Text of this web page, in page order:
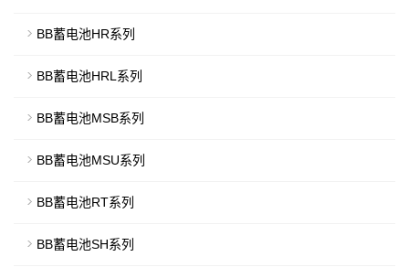
BB蓄电池HR系列
BB蓄电池HRL系列
BB蓄电池MSB系列
BB蓄电池MSU系列
BB蓄电池RT系列
BB蓄电池SH系列